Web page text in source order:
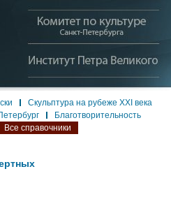
Скульптура на рубеже XXI века
Благотворительность
Все справочники